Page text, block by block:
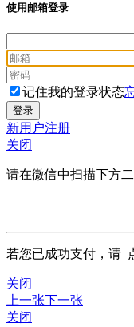
使用邮箱登录
记住我的登录状态
新用户注册
关闭
请在微信中扫描下方
若您已成功支付，请
关闭
上一张下一张
关闭